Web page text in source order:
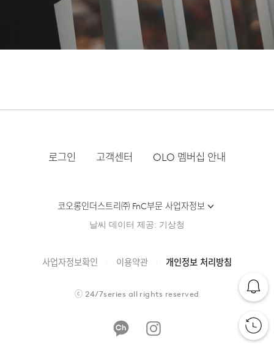
로그인 고객센터 OLO 멤버십 안내
코오롱인더스트리㈜ FnC부문 사업자정보
날씨 데이터 제공: 기상청
사업자정보확인 이용약관 개인정보 처리방침
ⓒ24/7series all rights reserved